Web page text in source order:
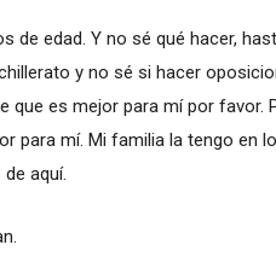
de edad. Y no sé qué hacer,
y no sé si hacer
que es mejor para mí por favor.
para mí. Mi familia la tengo en
aquí.